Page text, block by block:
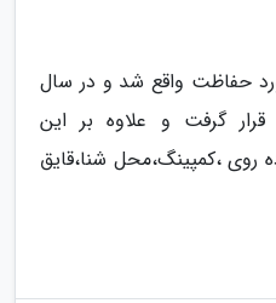
در از سال 1962 مورد حفاظت واقع شد و در سال
قرار گرفت و علاوه بر این
روی ،کمپینگ،محل شنا،قایق